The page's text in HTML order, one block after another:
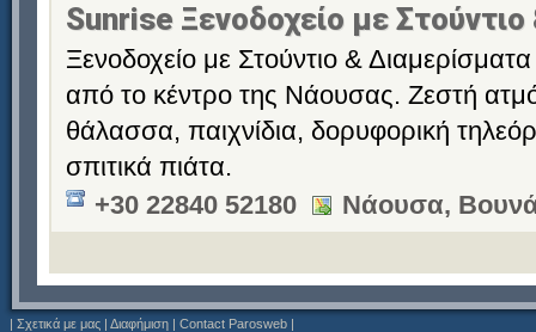
Sunrise Ξενοδοχείο με
Ξενοδοχείο με Στούντιο &
από το κέντρο της Νάουσας. Ζεστή
θάλασσα, παιχνίδια, δορυφορική
σπιτικά πιάτα.
+30 22840 52180
Νάουσα,
| Σχετικά με μας | Διαφήμιση | Contact Parosweb |